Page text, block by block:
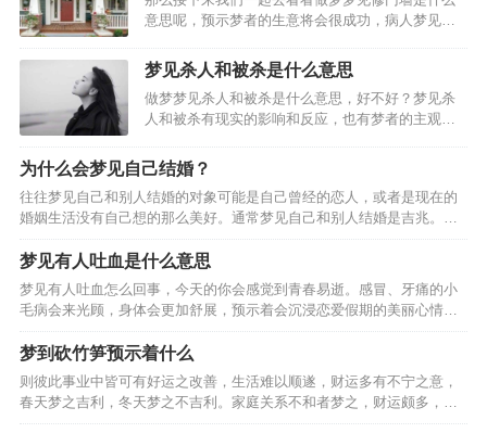
意思呢，预示梦者的生意将会很成功，病人梦见装
修房子，预示梦者可能做了什么对不起家庭的事
情；女人梦见装修房子，预示梦者着因为自己的虚
荣心太强而可能引起家庭…
梦见杀人和被杀是什么意思
做梦梦见杀人和被杀是什么意思，好不好？梦见杀
人和被杀有现实的影响和反应，也有梦者的主观想
的关于梦见杀人和被杀的好坏含义，周公解梦大
全。从周公解梦而言，梦到杀人和被杀梦到杀害某
人，代表做做梦的人…
为什么会梦见自己结婚？
往往梦见自己和别人结婚的对象可能是自己曾经的恋人，或者是现在的
婚姻生活没有自己想的那么美好。通常梦见自己和别人结婚是吉兆。
二、梦见与不同的对象结婚的梦境分析。男人梦见自己与朋友结婚，6.
女人梦见自己和朋友结婚。8.已婚者梦见自己和朋友结婚。…
梦见有人吐血是什么意思
梦见有人吐血怎么回事，今天的你会感觉到青春易逝。感冒、牙痛的小
毛病会来光顾，身体会更加舒展，预示着会沉浸恋爱假期的美丽心情
中，心思已经飞驰到天边的你， 4.劳动者梦到有人吐血，权势有可能渗
梦到砍竹笋预示着什么
则彼此事业中皆可有好运之改善，生活难以顺遂，财运多有不宁之意，
春天梦之吉利，冬天梦之不吉利。家庭关系不和者梦之，财运颇多，事
业顺遂，处事应有柔和之态度，全职太太梦见砍竹笋，事业可有好运，